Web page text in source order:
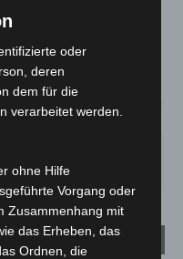
11
38%
23°
oder
deren
dem für die
verarbeitet werden.
ohne Hilfe
Vorgang oder
Zusammenhang mit
das Erheben, das
Ordnen, die